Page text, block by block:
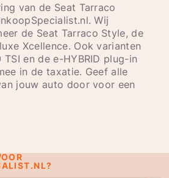
van de Seat Tarraco
Wij
de Seat Tarraco Style, de
Xcellence. Ook varianten
TSI en de e-HYBRID plug-in
in de taxatie. Geef alle
jouw auto door voor een